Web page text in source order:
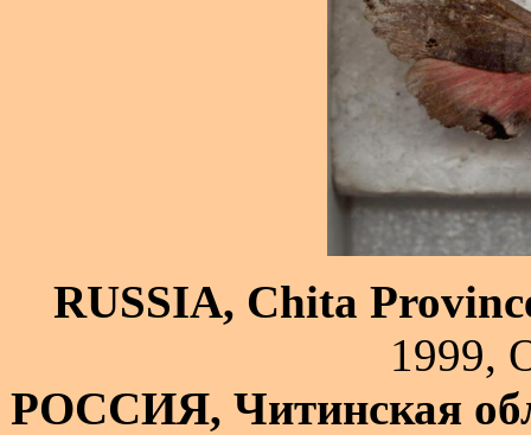
RUSSIA, Chita
1999,
РОССИЯ, Читинская